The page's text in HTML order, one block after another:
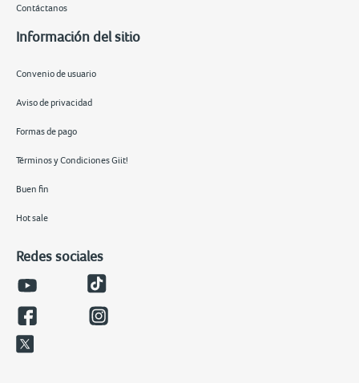
Contáctanos
Información del sitio
Convenio de usuario
Aviso de privacidad
Formas de pago
Términos y Condiciones Giit!
Buen fin
Hot sale
Redes sociales